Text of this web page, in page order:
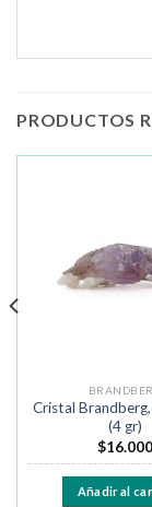
PRODUCTOS
Cristal Brandberg,
(4 gr)
$16.000
Añadir al